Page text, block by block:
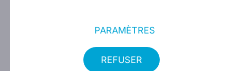
PARAMÈTRES
REFUSER